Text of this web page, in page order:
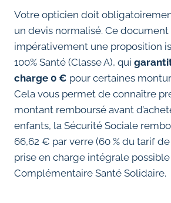
Votre opticien doit
un devis normalisé. Ce
impérativement une proposition
100% Santé (Classe A), qui
charge 0 € pour certaines
Cela vous permet de connaître
montant remboursé avant
enfants, la Sécurité Sociale
66,62 € par verre (60 % du tarif
prise en charge intégrale
Complémentaire Santé Solidaire.